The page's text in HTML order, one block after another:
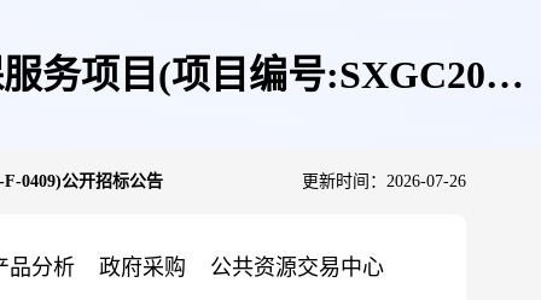
务项目(项目编号:SXGC2025-
0409)公开招标公告 更新时间：2026-07-26
品分析 政府采购 公共资源交易中心